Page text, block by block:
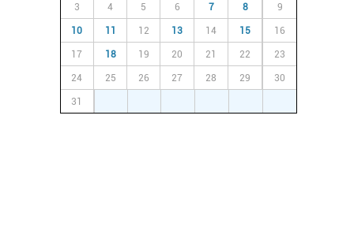
3 4 5 6 7 8 9
10 11 12 13 14 15 16
17 18 19 20 21 22 23
24 25 26 27 28 29 30
31